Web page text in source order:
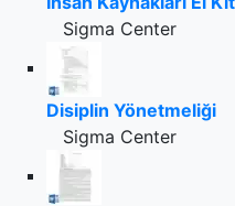
Sigma Center
Disiplin Yönetmeliği
Sigma Center